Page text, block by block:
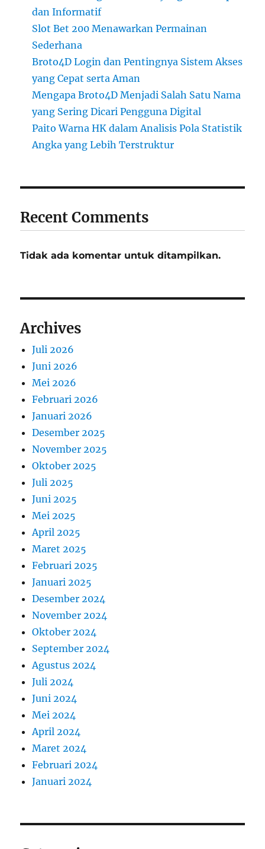
dan Informatif
Slot Bet 200 Menawarkan Permainan
Sederhana
Broto4D Login dan Pentingnya Sistem Akses
yang Cepat serta Aman
Mengapa Broto4D Menjadi Salah Satu Nama
yang Sering Dicari Pengguna Digital
Paito Warna HK dalam Analisis Pola Statistik
Angka yang Lebih Terstruktur
Recent Comments
Tidak ada komentar untuk ditampilkan.
Archives
Juli 2026
Juni 2026
Mei 2026
Februari 2026
Januari 2026
Desember 2025
November 2025
Oktober 2025
Juli 2025
Juni 2025
Mei 2025
April 2025
Maret 2025
Februari 2025
Januari 2025
Desember 2024
November 2024
Oktober 2024
September 2024
Agustus 2024
Juli 2024
Juni 2024
Mei 2024
April 2024
Maret 2024
Februari 2024
Januari 2024